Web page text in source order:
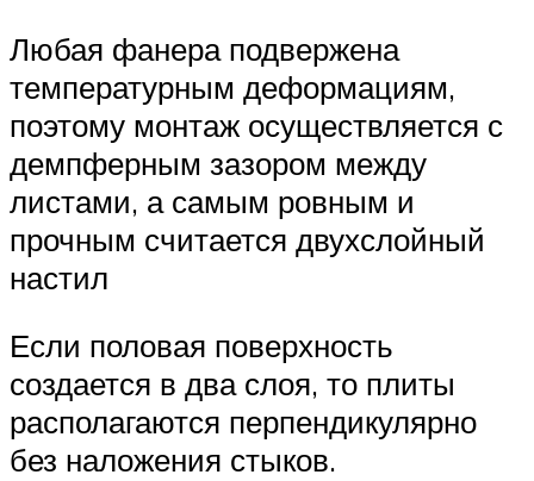
Любая фанера подвержена
температурным деформациям,
поэтому монтаж осуществляется с
демпферным зазором между
листами, а самым ровным и
прочным считается двухслойный
настил
Если половая поверхность
создается в два слоя, то плиты
располагаются перпендикулярно
без наложения стыков.